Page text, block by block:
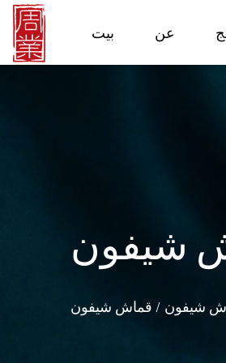
بيت عن
شيفون
شيفون / قماش شيفون